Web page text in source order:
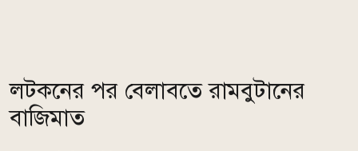
লটকনের পর বেলাবতে রামবুটানের
বাজিমাত